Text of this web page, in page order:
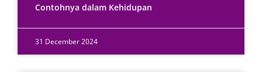
Contohnya dalam Kehidupan
31 December 2024